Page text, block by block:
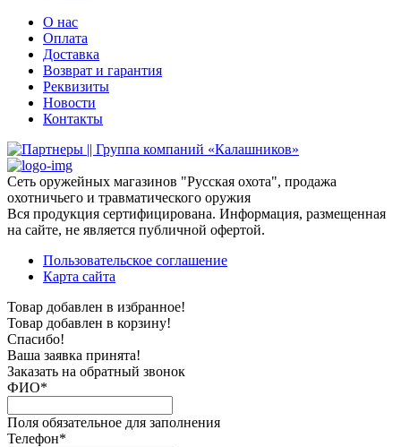
О нас
Оплата
Доставка
Возврат и гарантия
Реквизиты
Новости
Контакты
Сеть оружейных магазинов "Русская охота", продажа
охотничьего и травматического оружия
Вся продукция сертифицирована. Информация, размещенная
на сайте, не является публичной офертой.
Пользовательское соглашение
Карта сайта
Товар добавлен в избранное!
Товар добавлен в корзину!
Спасибо!
Ваша заявка принята!
Заказать на обратный звонок
ФИО*
Поля обязательное для заполнения
Телефон*